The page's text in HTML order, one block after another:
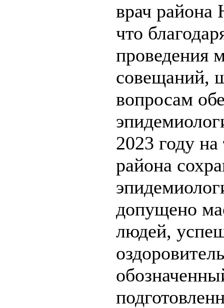
врач
что
проведения
совещаний,
вопросам
2023 году на
района
допущено
людей,